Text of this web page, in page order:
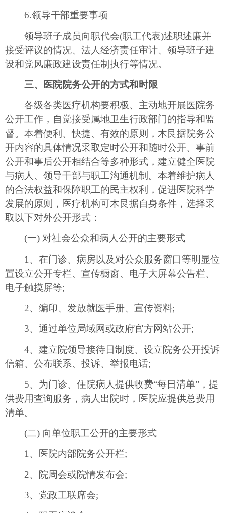
6.领导干部重要事项
领导班子成员向职代会(职工代表)述职述廉并
接受评议的情况、法人经济责任审计、领导班子建
设和党风廉政建设责任制执行等情况。
三、医院院务公开的方式和时限
各级各类医疗机构要积极、主动地开展医院务
公开工作，自觉接受属地卫生行政部门的指导和监
督。本着便利、快捷、有效的原则，木艮据院务公
开内容的具体情况采取定时公开和随时公开、事前
公开和事后公开相结合等多种形式，建立健全医院
与病人、领导干部与职工沟通机制。本着维护病人
的合法权益和保障职工的民主权利，促进医院科学
发展的原则，医疗机构可木艮据自身条件，选择采
取以下对外公开形式：
(一) 对社会公众和病人公开的主要形式
1、在门诊、病房以及对公众服务窗口等明显位
置设立公开专栏、宣传橱窗、电子大屏幕公告栏、
电子触摸屏等;
2、编印、发放就医手册、宣传资料;
3、通过单位局域网或政府官方网站公开;
4、建立院领导接待日制度、设立院务公开投诉
信箱、公布联系、投诉、举报电话;
5、为门诊、住院病人提供收费“每日清单”，提
供费用查询服务，病人出院时，医院应提供总费用
清单。
(二) 向单位职工公开的主要形式
1、医院内部院务公开栏;
2、院周会或院情发布会;
3、党政工联席会;